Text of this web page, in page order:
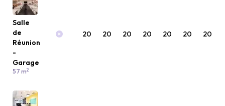
Salle
de
Réunion
-
Garage
57 m2
20 20 20 20 20 20 20